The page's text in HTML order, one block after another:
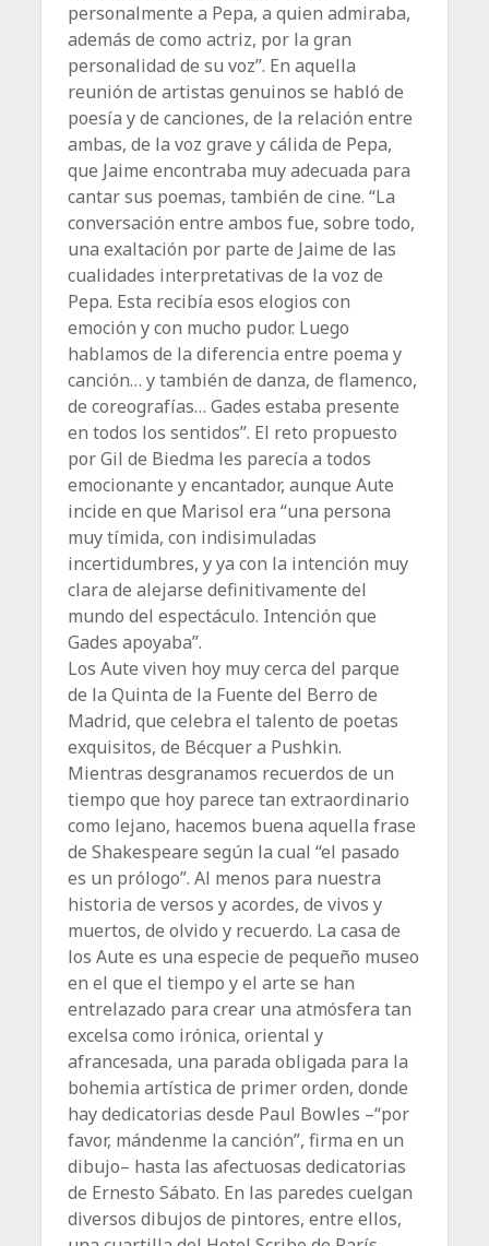
personalmente a Pepa, a quien admiraba,
además de como actriz, por la gran
personalidad de su voz”. En aquella
reunión de artistas genuinos se habló de
poesía y de canciones, de la relación entre
ambas, de la voz grave y cálida de Pepa,
que Jaime encontraba muy adecuada para
cantar sus poemas, también de cine. “La
conversación entre ambos fue, sobre todo,
una exaltación por parte de Jaime de las
cualidades interpretativas de la voz de
Pepa. Esta recibía esos elogios con
emoción y con mucho pudor. Luego
hablamos de la diferencia entre poema y
canción… y también de danza, de flamenco,
de coreografías… Gades estaba presente
en todos los sentidos”. El reto propuesto
por Gil de Biedma les parecía a todos
emocionante y encantador, aunque Aute
incide en que Marisol era “una persona
muy tímida, con indisimuladas
incertidumbres, y ya con la intención muy
clara de alejarse definitivamente del
mundo del espec­táculo. Intención que
Gades apoyaba”.
Los Aute viven hoy muy cerca del parque
de la Quinta de la Fuente del Berro de
Madrid, que celebra el talento de poetas
exquisitos, de Bécquer a Pushkin.
Mientras desgranamos recuerdos de un
tiempo que hoy parece tan extraordinario
como lejano, hacemos buena aquella frase
de Shakespeare según la cual “el pasado
es un prólogo”. Al menos para nuestra
historia de versos y acordes, de vivos y
muertos, de olvido y recuerdo. La casa de
los Aute es una especie de pequeño museo
en el que el tiempo y el arte se han
entrelazado para crear una atmósfera tan
excelsa como irónica, oriental y
afrancesada, una parada obligada para la
bohemia artística de primer orden, donde
hay dedicatorias desde Paul Bowles –“por
favor, mándenme la canción”, firma en un
dibujo– hasta las afectuosas dedicatorias
de Ernesto Sábato. En las paredes cuelgan
diversos dibujos de pintores, entre ellos,